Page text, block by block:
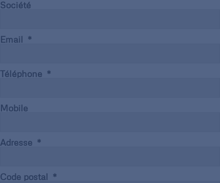
Société
Email
Téléphone
Mobile
Adresse
Code postal